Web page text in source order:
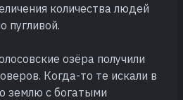
количества людей
пугливой.
озёра получили
Когда-то те искали в
землю с богатыми